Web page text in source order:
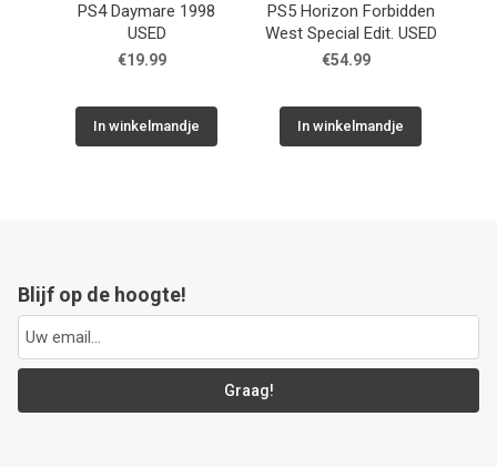
PS4 Daymare 1998
USED
€19.99
In winkelmandje
PS5 Horizon Forbidden
West Special Edit. USED
€54.99
In winkelmandje
Blijf op de hoogte!
Graag!